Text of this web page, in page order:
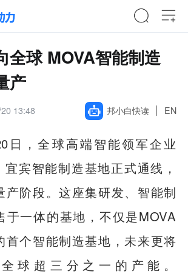
全球 MOVA智能制造
产
13:48 邦小白快读 EN
日，全球高端智能领军企业
宾智能制造基地正式通线，
产阶段。这座集研发、智能制
于一体的基地，不仅是MOVA
首个智能制造基地，未来更将
球超三分之一的产能。